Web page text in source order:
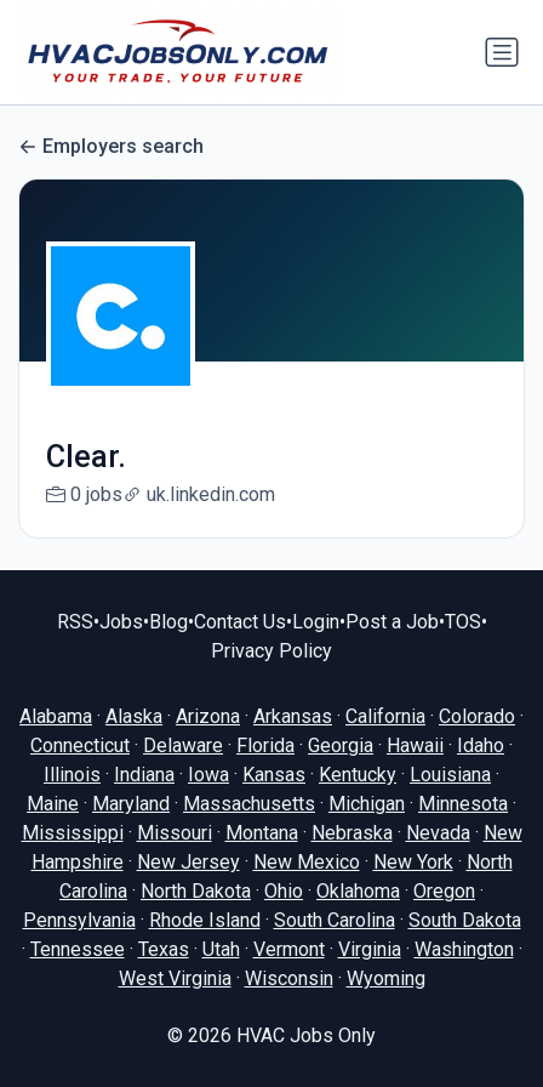
Employers search
Clear.
0 jobs uk.linkedin.com
RSS•Jobs•Blog•Contact Us•Login•Post a Job•TOS•
Privacy Policy
Alabama · Alaska · Arizona · Arkansas · California · Colorado ·
Connecticut · Delaware · Florida · Georgia · Hawaii · Idaho ·
Illinois · Indiana · Iowa · Kansas · Kentucky · Louisiana ·
Maine · Maryland · Massachusetts · Michigan · Minnesota ·
Mississippi· Missouri· Montana· Nebraska· Nevada· New
Hampshire· New Jersey· New Mexico· New York· North
Carolina · North Dakota · Ohio · Oklahoma · Oregon ·
Pennsylvania· Rhode Island · South Carolina· South Dakota
· Tennessee· Texas · Utah· Vermont· Virginia· Washington·
West Virginia· Wisconsin· Wyoming
© 2026 HVAC Jobs Only